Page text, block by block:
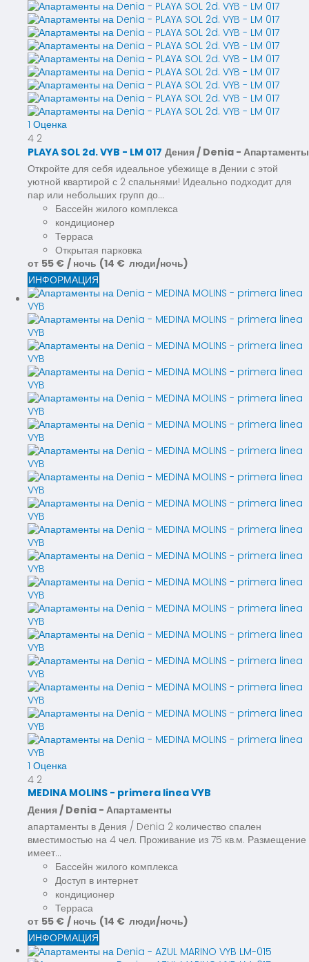
1 Оценка
4 2
PLAYA SOL 2d. VYB - LM 017 Дения / Denia - Апартаменты
Откройте для себя идеальное убежище в Дении с этой
уютной квартирой с 2 спальнями! Идеально подходит для
пар или небольших групп до...
Бассейн жилого комплекса
кондиционер
Терраса
Открытая парковка
от 55 € / ночь (14 € люди/ночь)
ИНФОРМАЦИЯ
1 Оценка
4 2
MEDINA MOLINS - primera linea VYB
Дения / Denia - Апартаменты
апартаменты в Дения / Denia 2 количество спален
вместимостью на 4 чел. Проживание из 75 кв.м. Размещение
имеет...
Бассейн жилого комплекса
Доступ в интернет
кондиционер
Терраса
от 55 € / ночь (14 € люди/ночь)
ИНФОРМАЦИЯ